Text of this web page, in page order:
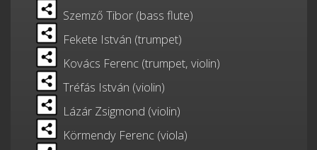
Szemző Tibor (bass flute)
Fekete István (trumpet)
Kovács Ferenc (trumpet, violin)
Tréfás István (violin)
Lázár Zsigmond (violin)
Körmendy Ferenc (viola)